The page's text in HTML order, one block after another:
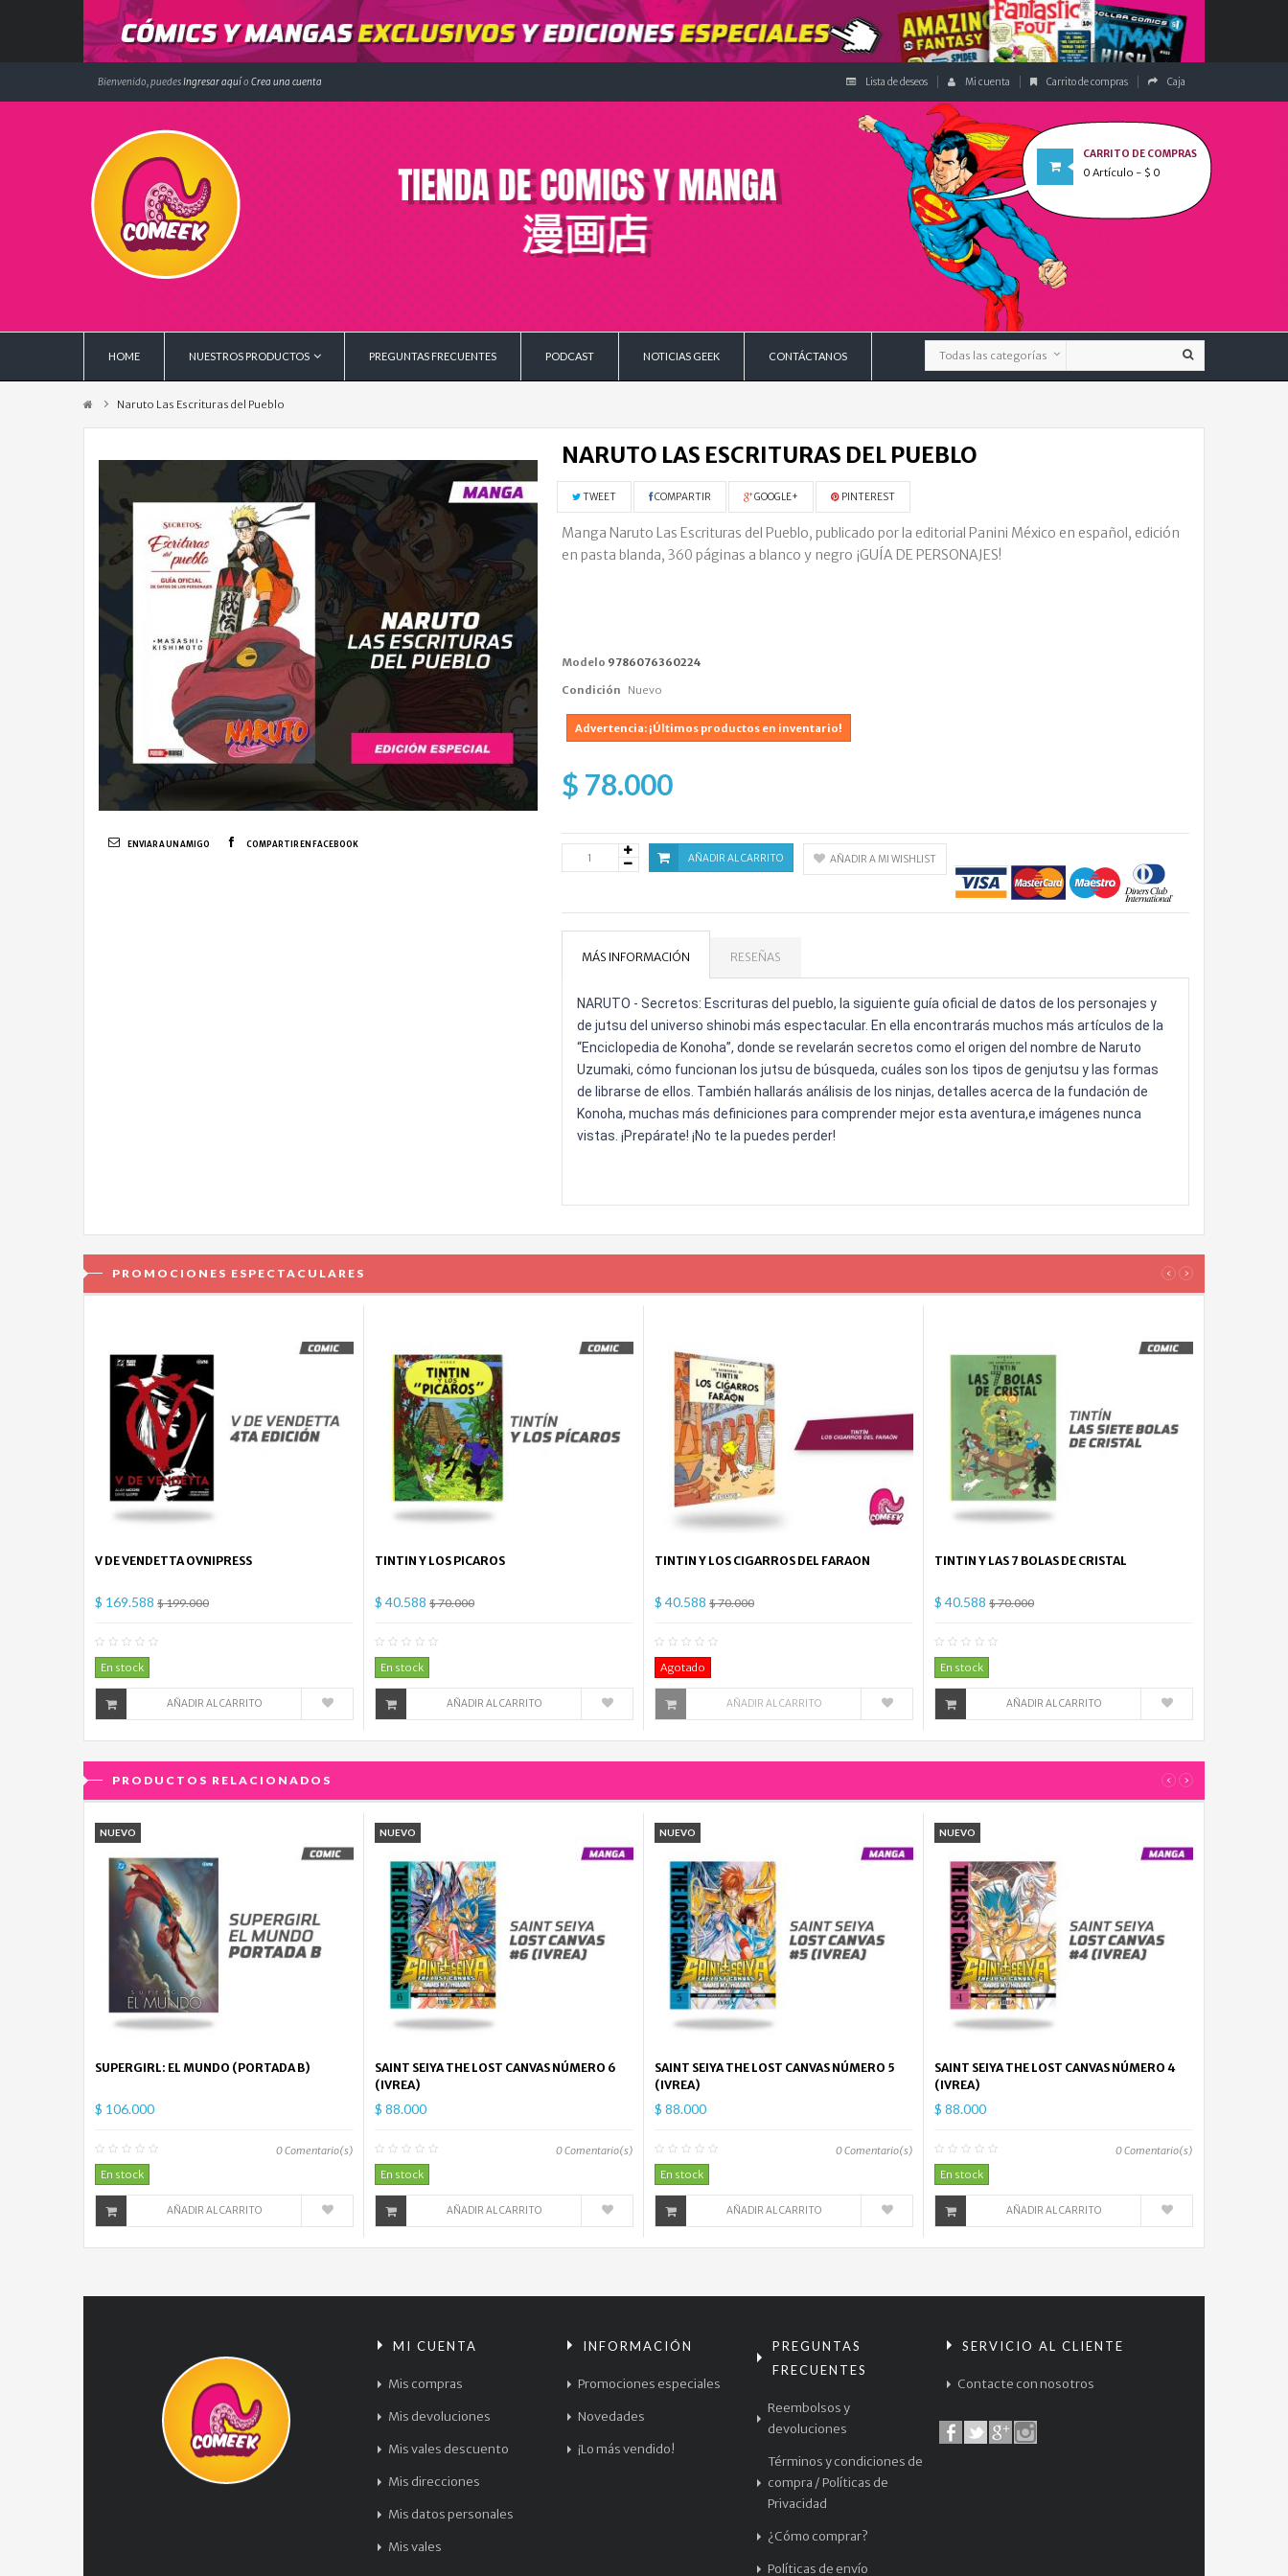
Bienvenido, puedesIngresar aquío Crea una cuenta Lista de deseos Mi cuenta Carrito de compras Caja
CARRITO DE COMPRAS
0 Artículo - $ 0
HOME NUESTROS PRODUCTOS PREGUNTAS FRECUENTES PODCAST NOTICIAS GEEK CONTÁCTANOS
Naruto Las Escrituras del Pueblo
ENVIAR A UN AMIGO COMPARTIR EN FACEBOOK
NARUTO LAS ESCRITURAS DEL PUEBLO
TWEET COMPARTIR GOOGLE+ PINTEREST
Manga Naruto Las Escrituras del Pueblo, publicado por la editorial Panini México en español, edición
en pasta blanda, 360 páginas a blanco y negro ¡GUÍA DE PERSONAJES!
Modelo 9786076360224
Condición Nuevo
Advertencia: ¡Últimos productos en inventario!
$ 78.000
AÑADIR AL CARRITO AÑADIR A MI WISHLIST
MÁS INFORMACIÓN RESEÑAS
NARUTO - Secretos: Escrituras del pueblo, la siguiente guía oficial de datos de los personajes y
de jutsu del universo shinobi más espectacular. En ella encontrarás muchos más artículos de la
“Enciclopedia de Konoha”, donde se revelarán secretos como el origen del nombre de Naruto
Uzumaki, cómo funcionan los jutsu de búsqueda, cuáles son los tipos de genjutsu y las formas
de librarse de ellos. También hallarás análisis de los ninjas, detalles acerca de la fundación de
Konoha, muchas más definiciones para comprender mejor esta aventura,e imágenes nunca
vistas. ¡Prepárate! ¡No te la puedes perder!
PROMOCIONES ESPECTACULARES ‹ ›
V DE VENDETTA OVNIPRESS
$ 169.588 $ 199.000
En stock
AÑADIR AL CARRITO
TINTIN Y LOS PICAROS
$ 40.588 $ 70.000
En stock
AÑADIR AL CARRITO
TINTIN Y LOS CIGARROS DEL FARAON
$ 40.588 $ 70.000
Agotado
AÑADIR AL CARRITO
TINTIN Y LAS 7 BOLAS DE CRISTAL
$ 40.588 $ 70.000
En stock
AÑADIR AL CARRITO
PRODUCTOS RELACIONADOS ‹ ›
NUEVO
SUPERGIRL: EL MUNDO (PORTADA B)
$ 106.000
0Comentario(s)
En stock
AÑADIR AL CARRITO
NUEVO
SAINT SEIYA THE LOST CANVAS NÚMERO 6
(IVREA)
$ 88.000
0Comentario(s)
En stock
AÑADIR AL CARRITO
NUEVO
SAINT SEIYA THE LOST CANVAS NÚMERO 5
(IVREA)
$ 88.000
0Comentario(s)
En stock
AÑADIR AL CARRITO
NUEVO
SAINT SEIYA THE LOST CANVAS NÚMERO 4
(IVREA)
$ 88.000
0Comentario(s)
En stock
AÑADIR AL CARRITO
MI CUENTA
Mis compras
Mis devoluciones
Mis vales descuento
Mis direcciones
Mis datos personales
Mis vales
INFORMACIÓN
Promociones especiales
Novedades
¡Lo más vendido!
PREGUNTAS
FRECUENTES
Reembolsos y
devoluciones
Términos y condiciones de
compra / Políticas de
Privacidad
¿Cómo comprar?
Políticas de envío
SERVICIO AL CLIENTE
Contacte con nosotros